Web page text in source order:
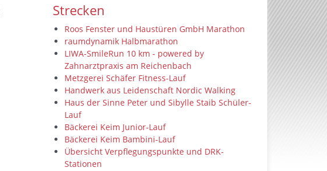
Strecken
Roos Fenster und Haustüren GmbH Marathon
raumdynamik Halbmarathon
LIWA-SmileRun 10 km - powered by
Zahnarztpraxis am Reichenbach
Metzgerei Schäfer Fitness-Lauf
Handwerk aus Leidenschaft Nordic Walking
Haus der Sinne Peter und Sibylle Staib Schüler-
Lauf
Bäckerei Keim Junior-Lauf
Bäckerei Keim Bambini-Lauf
Übersicht Verpflegungspunkte und DRK-
Stationen